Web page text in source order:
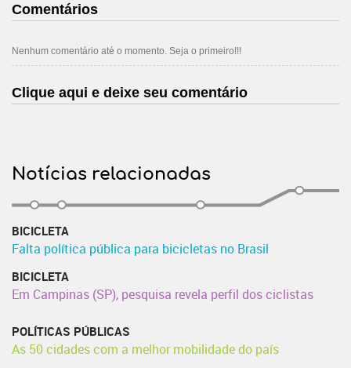
Comentários
Nenhum comentário até o momento. Seja o primeiro!!!
Clique aqui e deixe seu comentário
Notícias relacionadas
BICICLETA
Falta política pública para bicicletas no Brasil
BICICLETA
Em Campinas (SP), pesquisa revela perfil dos ciclistas
POLÍTICAS PÚBLICAS
As 50 cidades com a melhor mobilidade do país